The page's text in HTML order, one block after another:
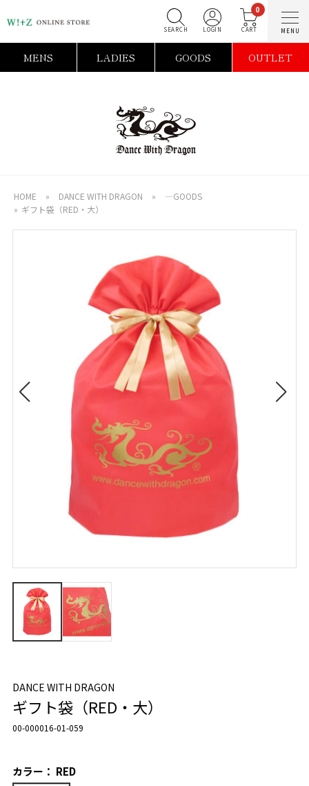
0
MENS LADIES GOODS OUTLET
HOME » DANCE WITH DRAGON »
―GOODS
» ギフト袋（RED・大）
DANCE WITH DRAGON
ギフト袋（RED・大）
00-000016-01-059
カラー： RED